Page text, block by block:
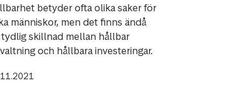
betyder ofta olika saker för
människor, men det finns ändå
skillnad mellan hållbar
och hållbara investeringar.